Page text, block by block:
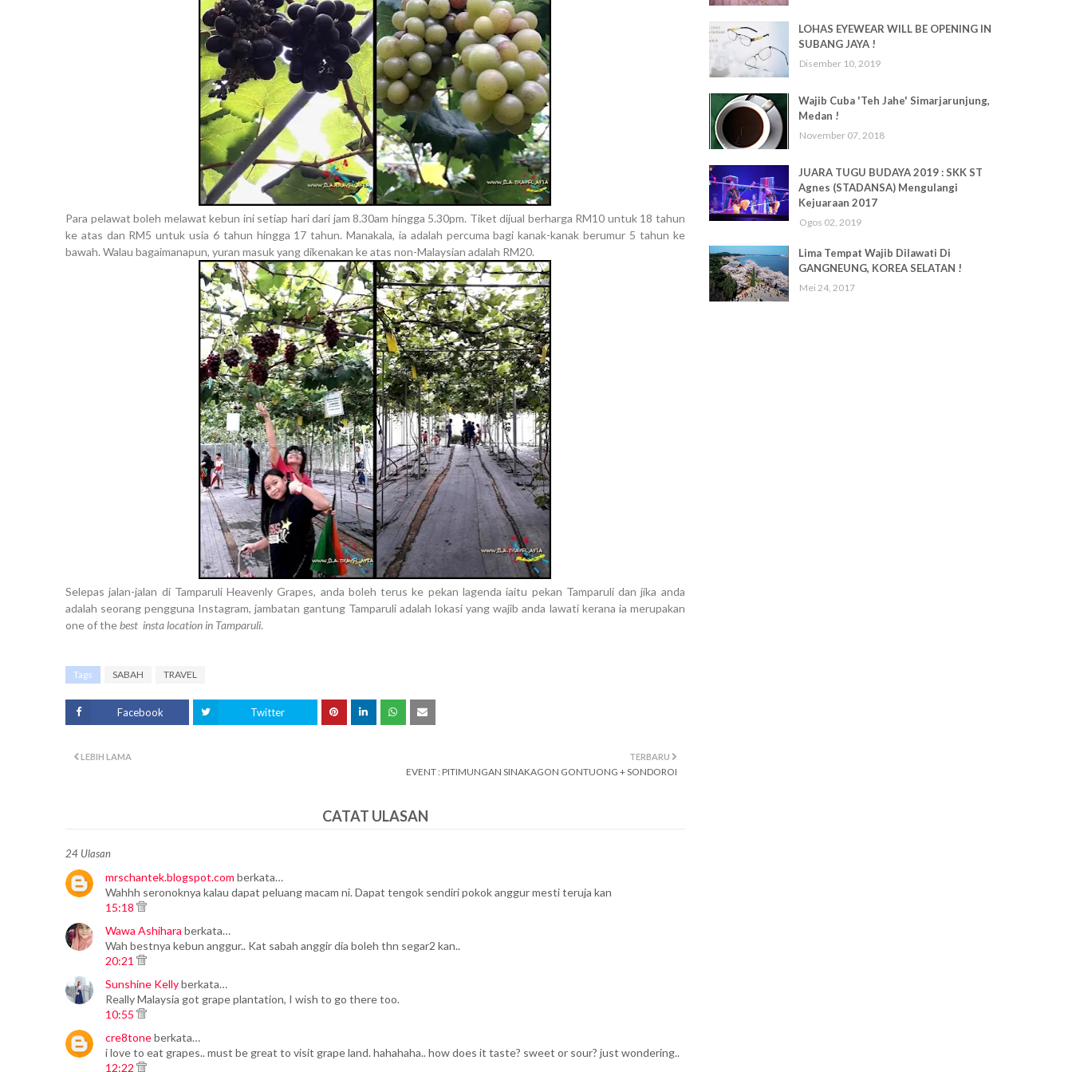
Para pelawat boleh melawat kebun ini setiap hari dari jam 8.30am hingga 5.30pm. Tiket dijual berharga RM10 untuk 18 tahun
ke atas dan RM5 untuk usia 6 tahun hingga 17 tahun. Manakala, ia adalah percuma bagi kanak-kanak berumur 5 tahun ke
bawah. Walau bagaimanapun, yuran masuk yang dikenakan ke atas non-Malaysian adalah RM20.
Selepas jalan-jalan di Tamparuli Heavenly Grapes, anda boleh terus ke pekan lagenda iaitu pekan Tamparuli dan jika anda
adalah seorang pengguna Instagram, jambatan gantung Tamparuli adalah lokasi yang wajib anda lawati kerana ia merupakan
one of thebest insta location in Tamparuli.
Tags SABAH TRAVEL
Facebook Twitter
TERBARU
EVENT : PITIMUNGAN SINAKAGON GONTUONG + SONDOROI
LEBIH LAMA
CATAT ULASAN
24 Ulasan
mrschantek.blogspot.com berkata…
Wahhh seronoknya kalau dapat peluang macam ni. Dapat tengok sendiri pokok anggur mesti teruja kan
15:18
Wawa Ashihara berkata…
Wah bestnya kebun anggur.. Kat sabah anggir dia boleh thn segar2 kan..
20:21
Sunshine Kellyberkata…
Really Malaysia got grape plantation, I wish to go there too.
10:55
cre8toneberkata…
i love to eat grapes.. must be great to visit grape land. hahahaha.. how does it taste? sweet or sour? just wondering..
12:22
LOHAS EYEWEAR WILL BE OPENING IN
SUBANG JAYA !
Disember 10, 2019
Wajib Cuba 'Teh Jahe' Simarjarunjung,
Medan !
November 07, 2018
JUARA TUGU BUDAYA 2019 : SKK ST
Agnes (STADANSA) Mengulangi
Kejuaraan 2017
Ogos 02, 2019
Lima Tempat Wajib Dilawati Di
GANGNEUNG, KOREA SELATAN !
Mei 24, 2017